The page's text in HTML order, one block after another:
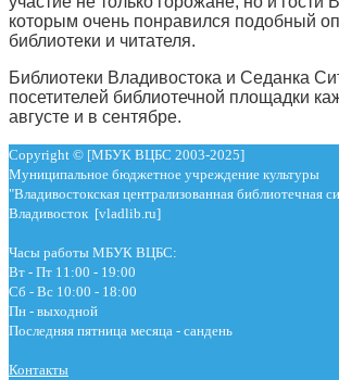
которым очень понравился подобный
библиотеки и читателя.
Библиотеки Владивостока и Седанка
посетителей библиотечной площадки
августе и в сентябре.
Copyright © [МБУК ВЦБС 2003-2025]
Муниципальное бюджетное учреждение культуры
"Владивостокская централизованная библиотечная
Владивосток [vladlib.ru]
Часы работы МБУК ВЦБС:
Вт - Пт 11:00 - 19:00
Сб - Вс 10:00 - 18:00
Пн - выходной
Последняя пятница месяца - сандень
Контакты